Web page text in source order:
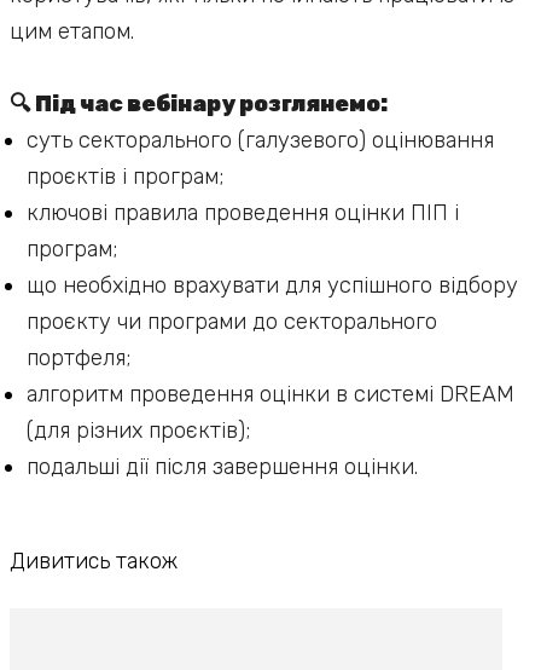
цим етапом.
🔍 Під час вебінару розглянемо:
суть секторального (галузевого) оцінювання
проєктів і програм;
ключові правила проведення оцінки ПІП і
програм;
що необхідно врахувати для успішного відбору
проєкту чи програми до секторального
портфеля;
алгоритм проведення оцінки в системі DREAM
(для різних проєктів);
подальші дії після завершення оцінки.
Дивитись також